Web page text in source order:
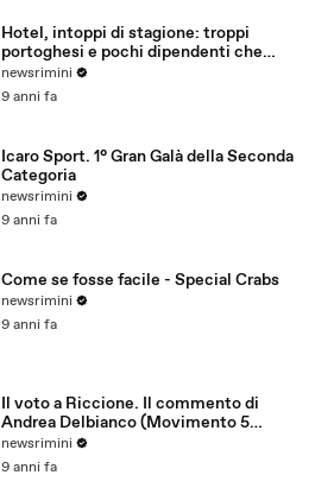
Hotel, intoppi di stagione: troppi
portoghesi e pochi dipendenti che
parlano tedesco
newsrimini
9 anni fa
Icaro Sport. 1° Gran Galà della Seconda
Categoria
newsrimini
9 anni fa
Come se fosse facile - Special Crabs
newsrimini
9 anni fa
Il voto a Riccione. Il commento di
Andrea Delbianco (Movimento 5
Stelle)
newsrimini
9 anni fa